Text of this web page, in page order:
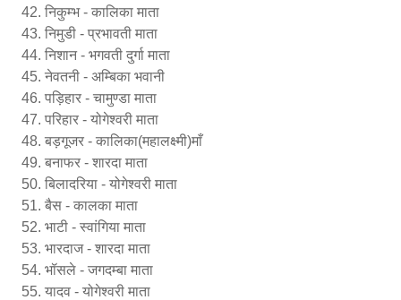
निकुम्भ - कालिका माता
निमुडी - प्रभावती माता
निशान - भगवती दुर्गा माता
नेवतनी - अम्बिका भवानी
पड़िहार - चामुण्डा माता
परिहार - योगेश्वरी माता
बड़गूजर - कालिका(महालक्ष्मी)माँ
बनाफर - शारदा माता
बिलादरिया - योगेश्वरी माता
बैस - कालका माता
भाटी - स्वांगिया माता
भारदाज - शारदा माता
भॉसले - जगदम्बा माता
यादव - योगेश्वरी माता